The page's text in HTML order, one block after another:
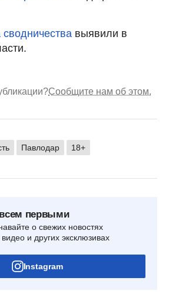
выявили в
Сообщите нам об этом.
Павлодар 18+
первыми
о свежих новостях
и других эксклюзивах
Instagram